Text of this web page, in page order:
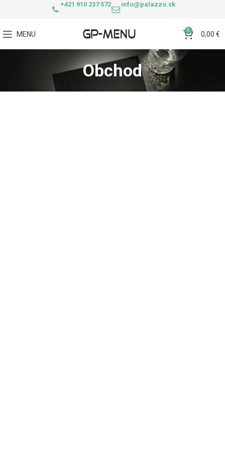
+421 910 237 572 info@palazzo.sk
MENU 0 0,00 €
Obchod